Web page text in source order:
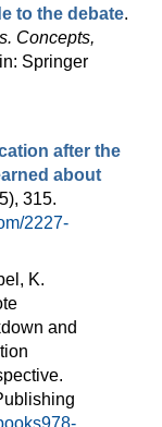
to the debate.
Concepts,
Springer
after the
about
315.
2227-
K.
and